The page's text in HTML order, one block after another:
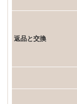
返品と交換